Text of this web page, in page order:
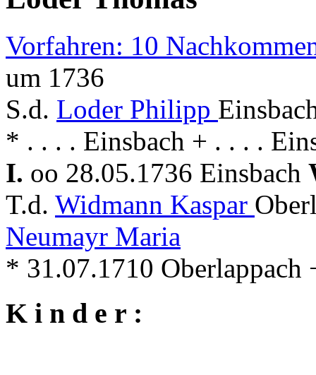
Vorfahren: 10
um 1736
S.d. Loder Philipp
* . . . . Einsbach + . . . .
I. oo 28.05.1736 Einsbach
T.d. Widmann Kaspar
Neumayr Maria
* 31.07.1710 Oberlappach
K i n d e r :